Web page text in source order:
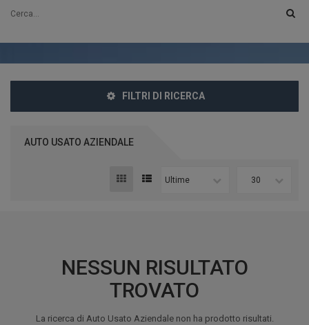
FILTRI DI RICERCA
AUTO USATO AZIENDALE
Ultime 30
NESSUN RISULTATO
TROVATO
La ricerca di Auto Usato Aziendale non ha prodotto risultati.